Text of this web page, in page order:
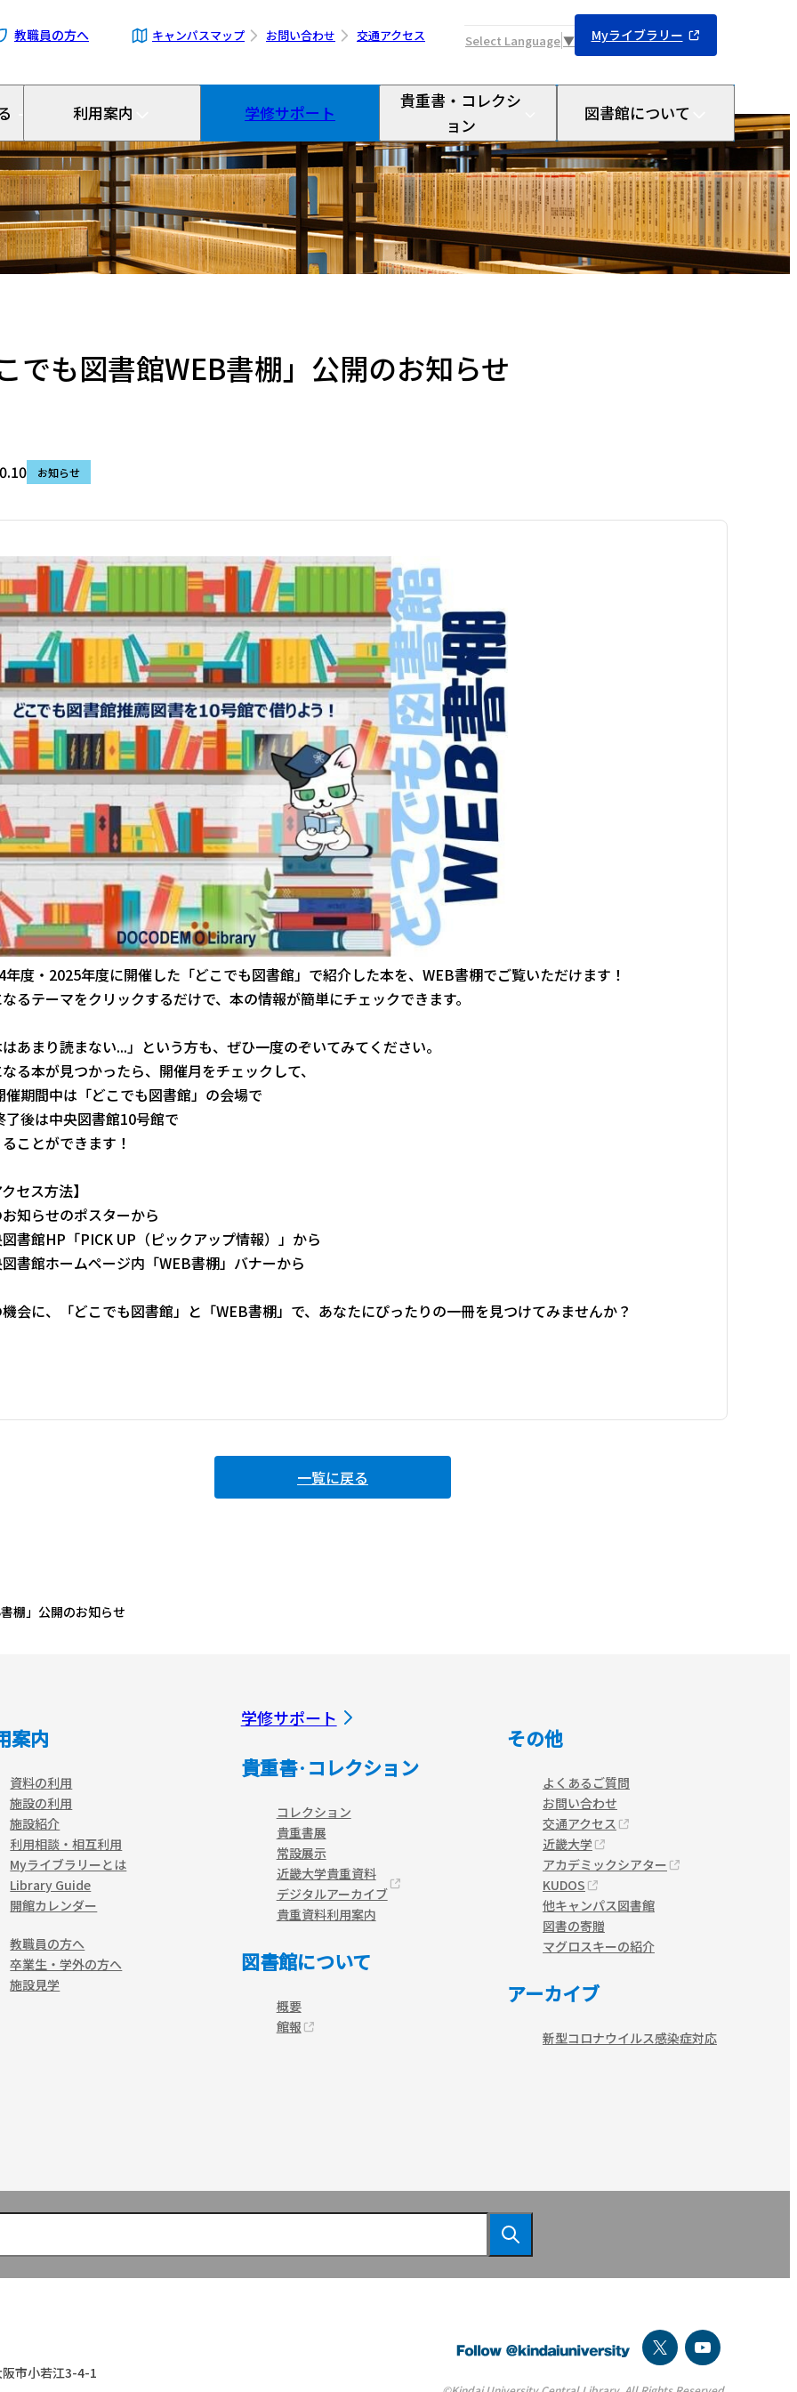
教職員の方へ キャンパスマップ お問い合わせ 交通アクセス Select Language▼ Myライブラリー
利用案内 学修サポート
貴重書・コレクシ
ョン
図書館について
こでも図書館WEB書棚」公開のお知らせ
お知らせ
年度・2025年度に開催した「どこでも図書館」で紹介した本を、WEB書棚でご覧いただけます！
るテーマをクリックするだけで、本の情報が簡単にチェックできます。
はあまり読まない...」という方も、ぜひ一度のぞいてみてください。
る本が見つかったら、開催月をチェックして、
期間中は「どこでも図書館」の会場で
後は中央図書館10号館で
ことができます！
クセス方法】
知らせのポスターから
書館HP「PICK UP（ピックアップ情報）」から
書館ホームページ内「WEB書棚」バナーから
機会に、「どこでも図書館」と「WEB書棚」で、あなたにぴったりの一冊を見つけてみませんか？
一覧に戻る
棚」公開のお知らせ
案内
資料の利用
施設の利用
施設紹介
利用相談・相互利用
Myライブラリーとは
Library Guide
開館カレンダー
教職員の方へ
卒業生・学外の方へ
施設見学
学修サポート
貴重書·コレクション
コレクション
貴重書展
常設展示
近畿大学貴重資料
デジタルアーカイブ
貴重資料利用案内
図書館について
概要
館報
その他
よくあるご質問
お問い合わせ
交通アクセス
近畿大学
アカデミックシアター
KUDOS
他キャンパス図書館
図書の寄贈
マグロスキーの紹介
アーカイブ
新型コロナウイルス感染症対応
市小若江3-4-1